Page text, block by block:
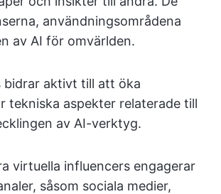
användningsområdena
av AI för omvärlden.
bidrar aktivt till att öka
tekniska aspekter relaterade till
av AI-verktyg.
virtuella influencers engagerar
såsom sociala medier,